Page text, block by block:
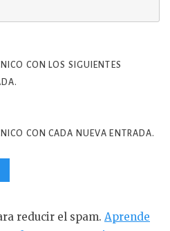
CON LOS SIGUIENTES
CON CADA NUEVA ENTRADA.
reducir el spam. Aprende